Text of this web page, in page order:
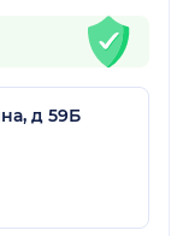
д 59Б